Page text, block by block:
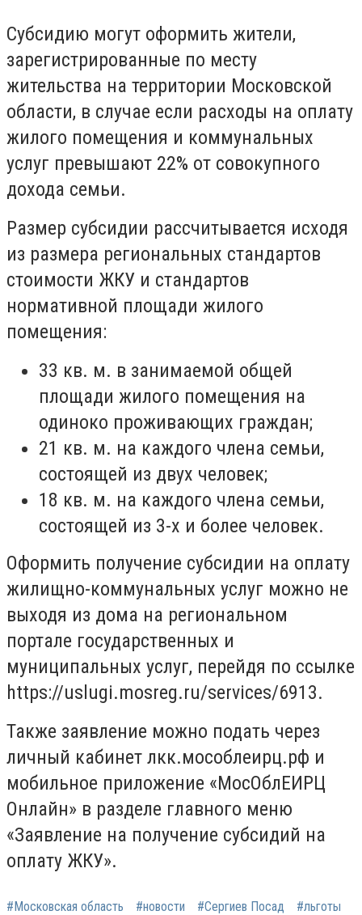
Субсидию могут оформить жители,
зарегистрированные по месту
жительства на территории Московской
области, в случае если расходы на оплату
жилого помещения и коммунальных
услуг превышают 22% от совокупного
дохода семьи.
Размер субсидии рассчитывается исходя
из размера региональных стандартов
стоимости ЖКУ и стандартов
нормативной площади жилого
помещения:
33 кв. м. в занимаемой общей
площади жилого помещения на
одиноко проживающих граждан;
21 кв. м. на каждого члена семьи,
состоящей из двух человек;
18 кв. м. на каждого члена семьи,
состоящей из 3-х и более человек.
Оформить получение субсидии на оплату
жилищно-коммунальных услуг можно не
выходя из дома на региональном
портале государственных и
муниципальных услуг, перейдя по ссылке
https://uslugi.mosreg.ru/services/6913.
Также заявление можно подать через
личный кабинет лкк.мособлеирц.рф и
мобильное приложение «МосОблЕИРЦ
Онлайн» в разделе главного меню
«Заявление на получение субсидий на
оплату ЖКУ».
#Московская область #новости #Сергиев Посад #льготы